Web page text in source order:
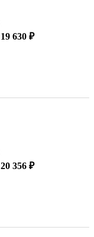
19 630 ₽
20 356 ₽